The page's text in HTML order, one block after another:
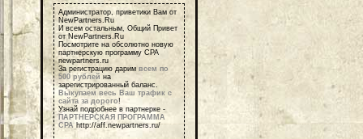
Администратор, приветики Вам от
NewPartners.Ru
И всем остальным, Общий Привет
от NewPartners.Ru
Посмотрите на обсолютно новую
партнерскую программу СРА
newpartners.ru
За регистрацию дарим всем по
500 рублей на
зарегистрированный баланс.
Выкупаем весь Ваш трафик с
сайта за дорого!
Узнай подробнее в партнерке -
ПАРТНЕРСКАЯ ПРОГРАММА
СРАhttp://aff.newpartners.ru/